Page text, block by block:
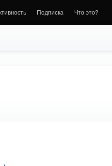
Подписка Что это?